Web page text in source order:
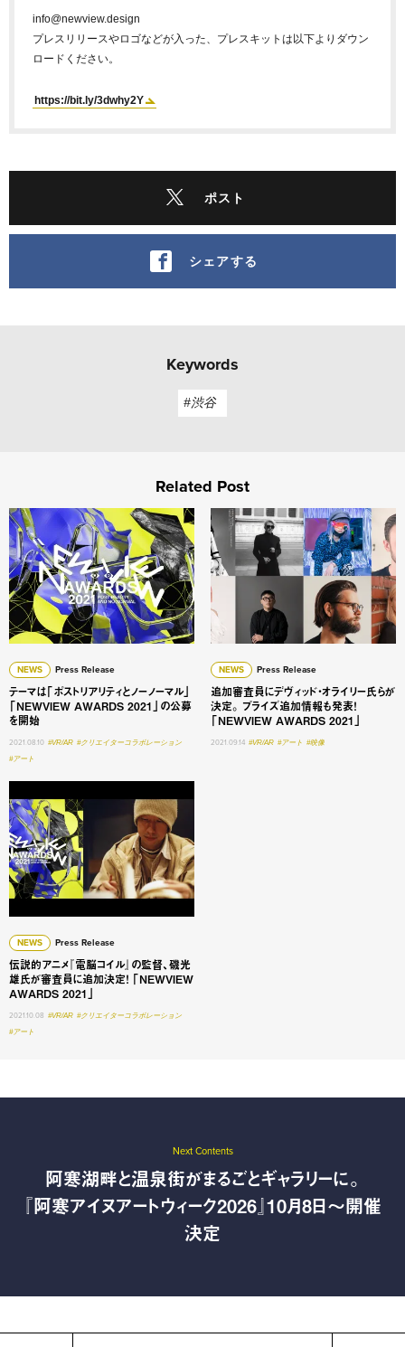
info@newview.design
プレスリリースやロゴなどが入った、プレスキットは以下よりダウン
ロードください。
https://bit.ly/3dwhy2Y
ポスト
シェアする
Keywords
#渋谷
Related Post
NEWS Press Release
テーマは「ポストリアリティとノーノーマル」
「NEWVIEW AWARDS 2021」の公募
を開始
2021.08.10 #VR/AR #クリエイターコラボレーション
#アート
テーマは「ポストリアリティとノーノーマル」 「
NEWS Press Release
追加審査員にデヴィッド・オライリー氏らが
決定。 プライズ追加情報も発表！
「NEWVIEW AWARDS 2021」
2021.09.14 #VR/AR #アート #映像
追加審査員にデヴィッド・
NEWS Press Release
伝説的アニメ『電脳コイル』の監督、磯光
雄氏が審査員に追加決定！ 「NEWVIEW
AWARDS 2021」
2021.10.08 #VR/AR #クリエイターコラボレーション
#アート
Next Contents
阿寒湖畔と温泉街がまるごとギャラリーに。
『阿寒アイヌアートウィーク2026』10月8日〜開催
決定